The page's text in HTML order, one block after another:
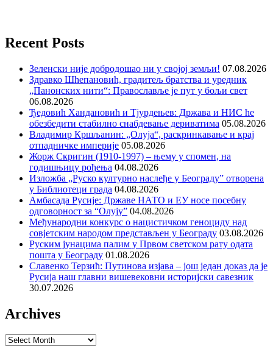
Recent Posts
Зеленски није добродошао ни у својој земљи! 07.08.2026
Здравко Шћепановић, градитељ братства и уредник
„Панонских нити“: Православље је пут у бољи свет
06.08.2026
Ђедовић Хандановић и Тјурдењев: Држава и НИС ће
обезбедити стабилно снабдевање дериватима 05.08.2026
Владимир Кршљанин: „Олуја“, раскринкавање и крај
отпадничке империје 05.08.2026
Жорж Скригин (1910-1997) – њему у спомен, на
годишњицу рођења 04.08.2026
Изложба „Руско културно наслеђе у Београду” отворена
у Библиотеци града 04.08.2026
Амбасада Русије: Државе НАТО и ЕУ носе посебну
одговорност за “Олују” 04.08.2026
Међународни конкурс о нацистичком геноциду над
совјетским народом представљен у Београду 03.08.2026
Руским јунацима палим у Првом светском рату одата
пошта у Београду 01.08.2026
Славенко Терзић: Путинова изјава – још један доказ да је
Русија наш главни вишевековни историјски савезник
30.07.2026
Archives
Archives